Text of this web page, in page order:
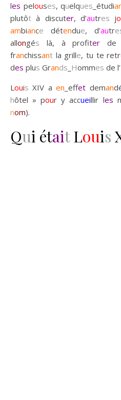
les pelouses, quelques _étudi
plutôt à discuter, d’autres j
ambiance détendue, d’autr
allongés là, à profiter de
franchissant la grille, tu te retr
des plus Grands Hommes de l’
Louis XIV aen _effet deman
hôtel » pour y accueillir les
nom).
Qui étaitLouis